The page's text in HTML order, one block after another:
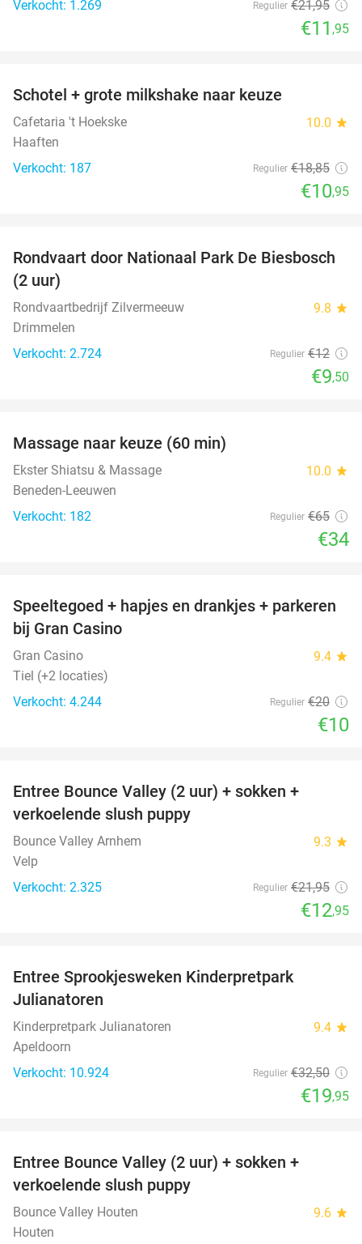
Verkocht: 1.269 Regulier €21,95
€11 ,95
Schotel + grote milkshake naar keuze
Cafetaria 't Hoekske 10.0 star
Haaften
Verkocht: 187
Regulier €18,85
€10,95
21%
Rondvaart door Nationaal Park De Biesbosch
(2 uur)
Rondvaartbedrijf Zilvermeeuw 9.8 star
Drimmelen
Verkocht: 2.724
Regulier €12
€9,50
Massage naar keuze (60 min)
Ekster Shiatsu & Massage 10.0 star
Beneden-Leeuwen
Verkocht: 182
Regulier €65
€34
50%
Speeltegoed + hapjes en drankjes + parkeren
bij Gran Casino
Gran Casino 9.4 star
Tiel (+2 locaties)
Verkocht: 4.244
Regulier €20
€10
Entree Bounce Valley (2 uur) + sokken +
verkoelende slush puppy
Bounce Valley Arnhem 9.3 star
Velp
Verkocht: 2.325
Regulier €21,95
€12,95
Entree Sprookjesweken Kinderpretpark
Julianatoren
Kinderpretpark Julianatoren 9.4 star
Apeldoorn
Verkocht: 10.924
Regulier €32,50
€19,95
Entree Bounce Valley (2 uur) + sokken +
verkoelende slush puppy
Bounce Valley Houten 9.6 star
Houten